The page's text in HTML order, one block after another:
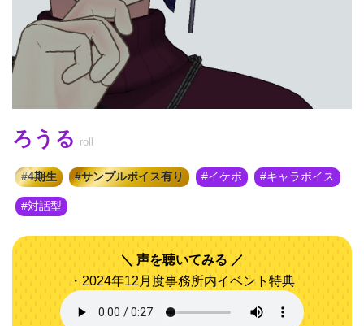
ろうる roll
4期生 サンプルボイス有り イケボ キャラボイス
対話型
声を聴いてみる
・2024年12月度事務所内イベント特典